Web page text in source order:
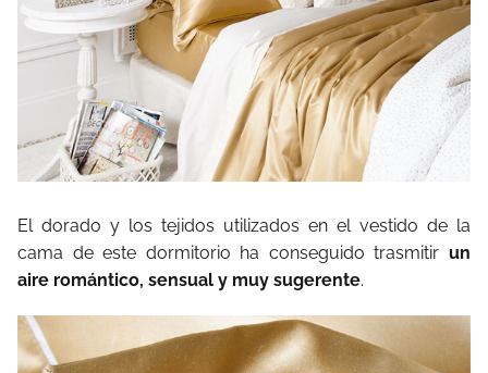
El dorado y los tejidos utilizados en el vestido de la
cama de este dormitorio ha conseguido trasmitir un
aire romántico, sensual y muy sugerente.